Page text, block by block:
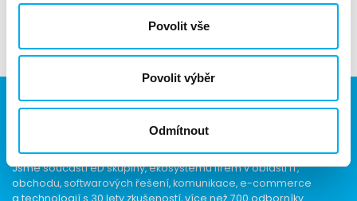
Povolit vše
Povolit výběr
Odmítnout
Jsme součástí eD skupiny, ekosystému firem v oblasti IT,
obchodu, softwarových řešení, komunikace, e-commerce